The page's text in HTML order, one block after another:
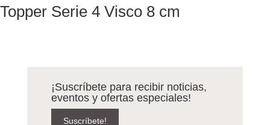
Topper Serie 4 Visco 8 cm
¡Suscríbete para recibir noticias,
eventos y ofertas especiales!
Suscríbete!